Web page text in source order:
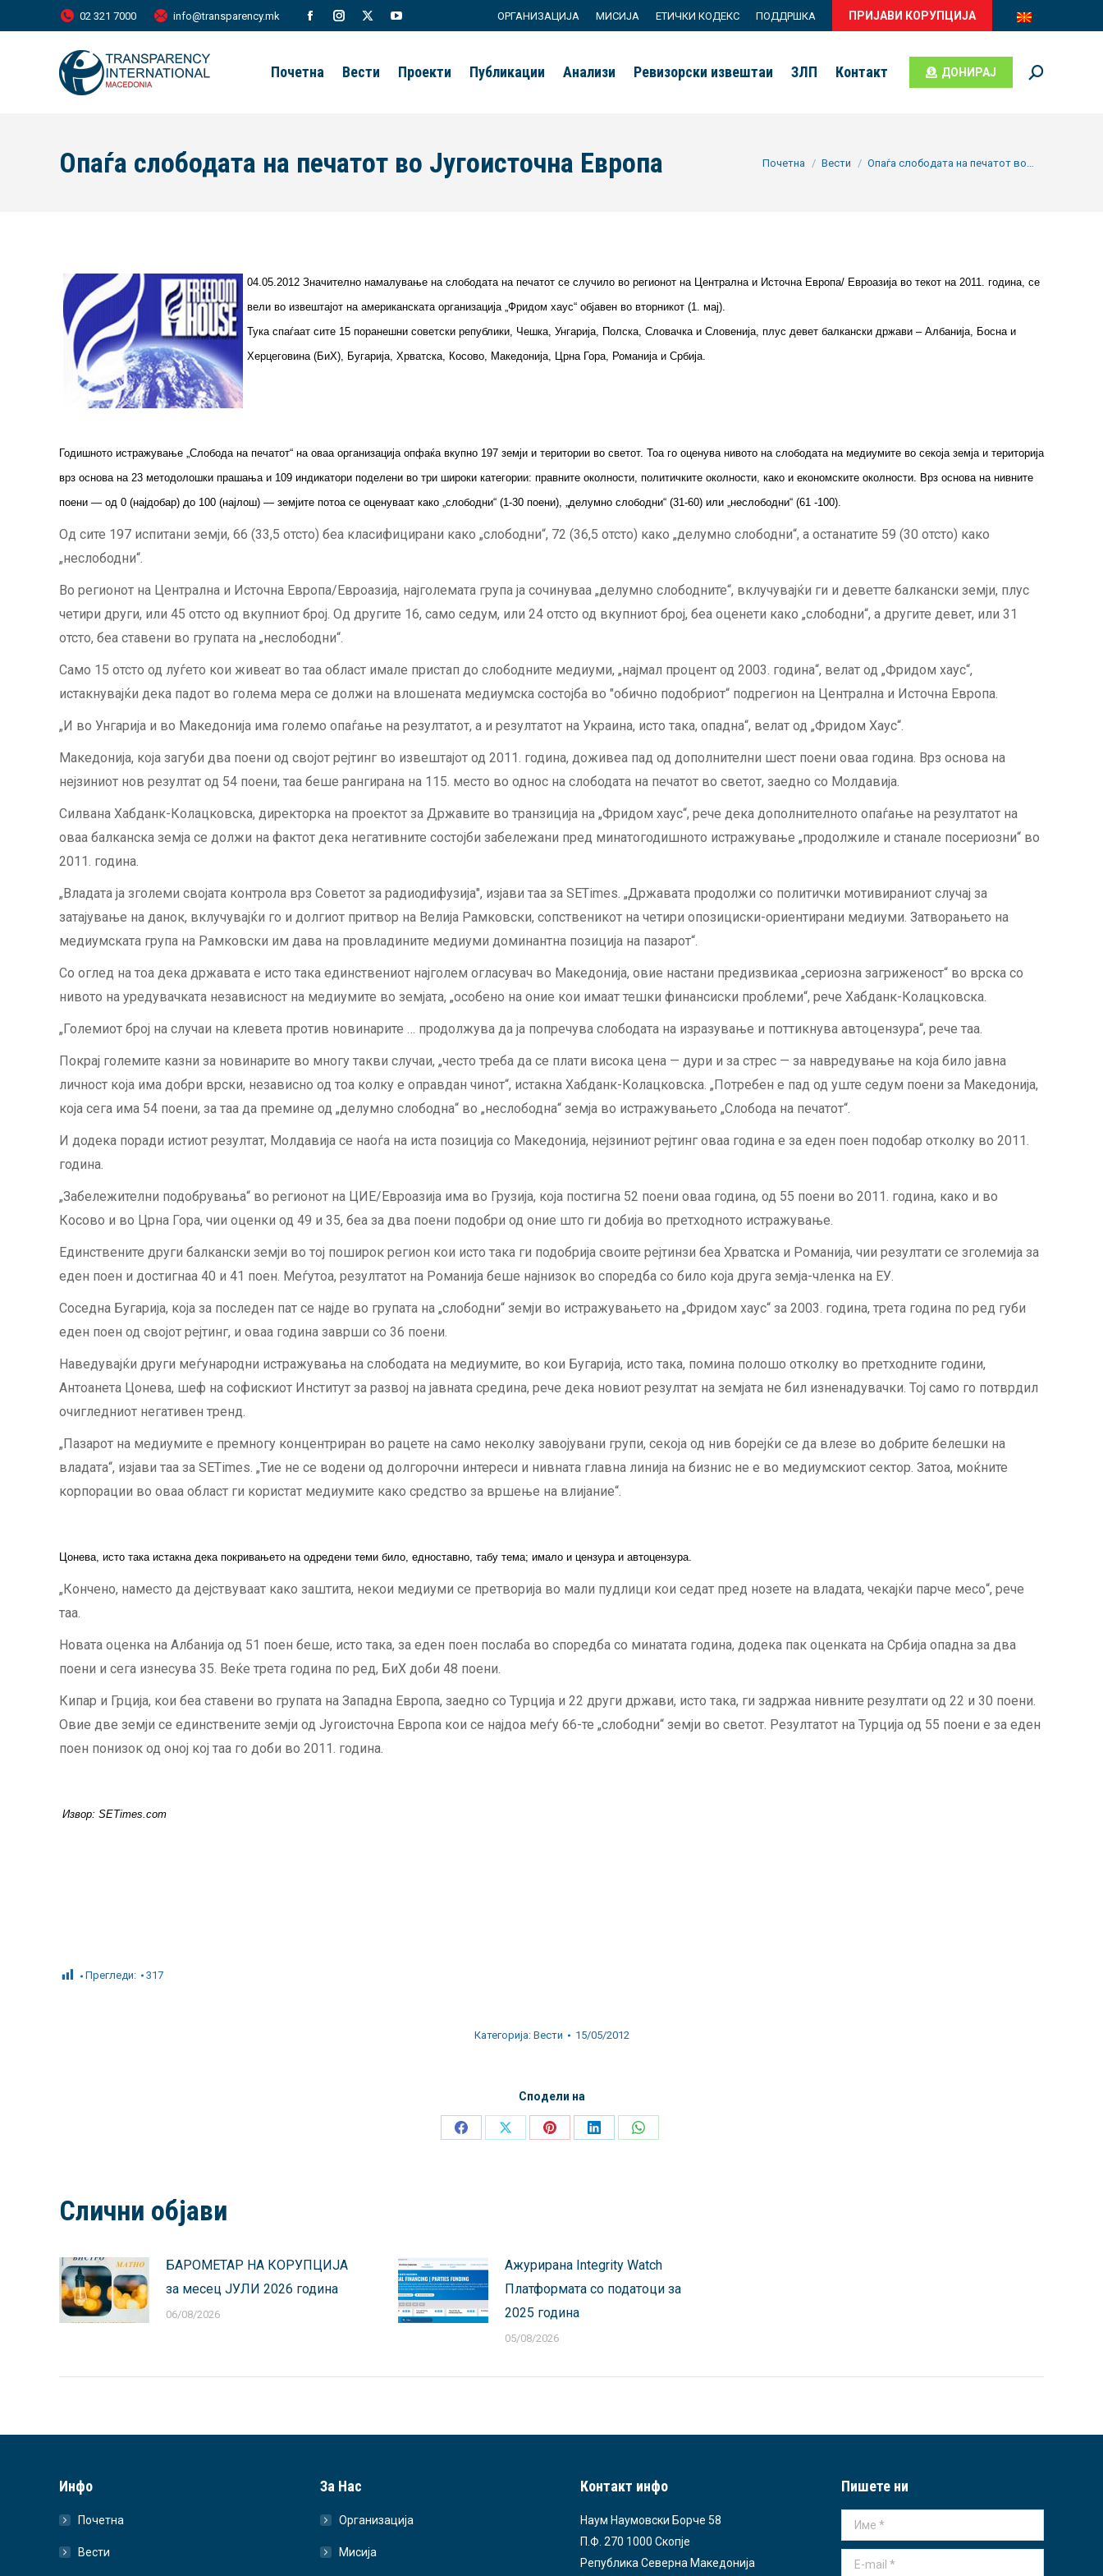
02 321 7000 info@transparency.mk
Facebook
window
Instagram
window
X
window
YouTube
opens
window
ОРГАНИЗАЦИЈА МИСИЈА ЕТИЧКИ КОДЕКС ПОДДРШКА ПРИЈАВИ КОРУПЦИЈА
Почетна Вести Проекти Публикации Анализи Ревизорски извештаи ЗЛП Контакт ДОНИРАЈ Search:
Опаѓа слободата на печатот во Југоисточна Европа You are here:
Почетна Вести Опаѓа слободата на печатот во…
04.05.2012 Значително намалување на слободата на печатот се случило во регионот на Централна и Источна Европа/ Евроазија во текот на 2011. година, се
вели во извештајот на американската организација „Фридом хаус“ објавен во вторникот (1. мај).
Тука спаѓаат сите 15 поранешни советски републики, Чешка, Унгарија, Полска, Словачка и Словенија, плус девет балкански држави – ​​Албанија, Босна и
Херцеговина (БиХ), Бугарија, Хрватска, Косово, Македонија, Црна Гора, Романија и Србија.
Годишното истражување „Слобода на печатот“ на оваа организација опфаќа вкупно 197 земји и територии во светот. Тоа го оценува нивото на слободата на медиумите во секоја земја и територија
врз основа на 23 методолошки прашања и 109 индикатори поделени во три широки категории: правните околности, политичките околности, како и економските околности. Врз основа на нивните
поени — од 0 (најдобар) до 100 (најлош) — земјите потоа се оценуваат како „слободни“ (1-30 поени), „делумно слободни“ (31-60) или „неслободни“ (61 -100).
Од сите 197 испитани земји, 66 (33,5 отсто) беа класифицирани како „слободни“, 72 (36,5 отсто) како „делумно слободни“, а останатите 59 (30 отсто) како
„неслободни“.
Во регионот на Централна и Источна Европа/Евроазија, најголемата група ја сочинуваа „делумно слободните“, вклучувајќи ги и деветте балкански земји, плус
четири други, или 45 отсто од вкупниот број. Од другите 16, само седум, или 24 отсто од вкупниот број, беа оценети како „слободни“, а другите девет, или 31
отсто, беа ставени во групата на „неслободни“.
Само 15 отсто од луѓето кои живеат во таа област имале пристап до слободните медиуми, „најмал процент од 2003. година“, велат од „Фридом хаус“,
истакнувајќи дека падот во голема мера се должи на влошената медиумска состојба во "обично подобриот“ подрегион на Централна и Источна Европа.
„И во Унгарија и во Македонија има големо опаѓање на резултатот, а и резултатот на Украина, исто така, опадна“, велат од „Фридом Хаус“.
Македонија, која загуби два поени од својот рејтинг во извештајот од 2011. година, доживеа пад од дополнителни шест поени оваа година. Врз основа на
нејзиниот нов резултат од 54 поени, таа беше рангирана на 115. место во однос на слободата на печатот во светот, заедно со Молдавија.
Силвана Хабданк-Колацковска, директорка на проектот за Државите во транзиција на „Фридом хаус“, рече дека дополнителното опаѓање на резултатот на
оваа балканска земја се должи на фактот дека негативните состојби забележани пред минатогодишното истражување „продолжиле и станале посериозни“ во
2011. година.
„Владата ја зголеми својата контрола врз Советот за радиодифузија", изјави таа за SETimes. „Државата продолжи со политички мотивираниот случај за
затајување на данок, вклучувајќи го и долгиот притвор на Велија Рамковски, сопственикот на четири опозициски-ориентирани медиуми. Затворањето на
медиумската група на Рамковски им дава на провладините медиуми доминантна позиција на пазарот“.
Со оглед на тоа дека државата е исто така единствениот најголем огласувач во Македонија, овие настани предизвикаа „сериозна загриженост“ во врска со
нивото на уредувачката независност на медиумите во земјата, „особено на оние кои имаат тешки финансиски проблеми“, рече Хабданк-Колацковска.
„Големиот број на случаи на клевета против новинарите … продолжува да ја попречува слободата на изразување и поттикнува автоцензура“, рече таа.
Покрај големите казни за новинарите во многу такви случаи, „често треба да се плати висока цена — дури и за стрес — за навредување на која било јавна
личност која има добри врски, независно од тоа колку е оправдан чинот“, истакна Хабданк-Колацковска. „Потребен е пад од уште седум поени за Македонија,
која сега има 54 поени, за таа да премине од „делумно слободна“ во „неслободна“ земја во истражувањето „Слобода на печатот“.
И додека поради истиот резултат, Молдавија се наоѓа на иста позиција со Македонија, нејзиниот рејтинг оваа година е за еден поен подобар отколку во 2011.
година.
„Забележителни подобрувања“ во регионот на ЦИЕ/Евроазија има во Грузија, која постигна 52 поени оваа година, од 55 поени во 2011. година, како и во
Косово и во Црна Гора, чии оценки од 49 и 35, беа за два поени подобри од оние што ги добија во претходното истражување.
Единствените други балкански земји во тој поширок регион кои исто така ги подобрија своите рејтинзи беа Хрватска и Романија, чии резултати се зголемија за
еден поен и достигнаа 40 и 41 поен. Меѓутоа, резултатот на Романија беше најнизок во споредба со било која друга земја-членка на ЕУ.
Соседна Бугарија, која за последен пат се најде во групата на „слободни“ земји во истражувањето на „Фридом хаус“ за 2003. година, трета година по ред губи
еден поен од својот рејтинг, и оваа година заврши со 36 поени.
Наведувајќи други меѓународни истражувања на слободата на медиумите, во кои Бугарија, исто така, помина полошо отколку во претходните години,
Антоанета Цонева, шеф на софискиот Институт за развој на јавната средина, рече дека новиот резултат на земјата не бил изненадувачки. Тој само го потврдил
очигледниот негативен тренд.
„Пазарот на медиумите е премногу концентриран во рацете на само неколку завојувани групи, секоја од нив борејќи се да влезе во добрите белешки на
владата“, изјави таа за SETimes. „Тие не се водени од долгорочни интереси и нивната главна линија на бизнис не е во медиумскиот сектор. Затоа, моќните
корпорации во оваа област ги користат медиумите како средство за вршење на влијание“.
Цонева, исто така истакна дека покривањето на одредени теми било, едноставно, табу тема; имало и цензура и автоцензура.
„Кончено, наместо да дејствуваат како заштита, некои медиуми се претворија во мали пудлици кои седат пред нозете на владата, чекајќи парче месо“, рече
таа.
Новата оценка на Албанија од 51 поен беше, исто така, за еден поен послаба во споредба со минатата година, додека пак оценката на Србија опадна за два
поени и сега изнесува 35. Веќе трета година по ред, БиХ доби 48 поени.
Кипар и Грција, кои беа ставени во групата на Западна Европа, заедно со Турција и 22 други држави, исто така, ги задржаа нивните резултати од 22 и 30 поени.
Овие две земји се единствените земји од Југоисточна Европа кои се најдоа меѓу 66-те „слободни“ земји во светот. Резултатот на Турција од 55 поени е за еден
поен понизок од оној кој таа го доби во 2011. година.
Извор: SETimes.com
Прегледи: 317
Категорија: Вести 15/05/2012
Сподели на
Share
Share
Share
Share
Share
Слични објави
БАРОМЕТАР НА КОРУПЦИЈА
за месец ЈУЛИ 2026 година
06/08/2026
Ажурирана Integrity Watch
Платформата со податоци за
2025 година
05/08/2026
Инфо
Почетна
Вести
За Нас
Организација
Мисија
Контакт инфо
Наум Наумовски Борче 58
П.Ф. 270 1000 Скопје
Република Северна Македонија
Пишете ни
Име *
E-mail *